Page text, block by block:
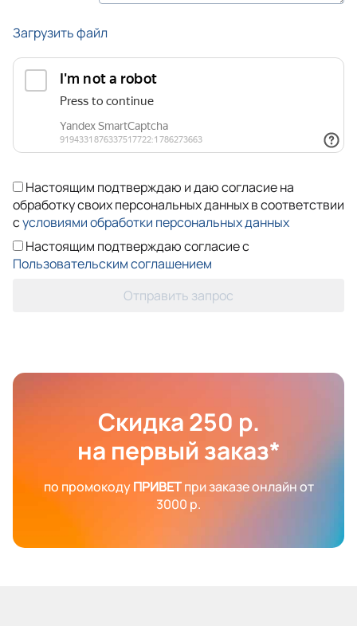
Загрузить файл
Настоящим подтверждаю и даю согласие на
обработку своих персональных данных в соответствии
сусловиями обработки персональных данных
Настоящим подтверждаю согласие с
Пользовательским соглашением
Отправить запрос
Скидка 250 р.
на первый заказ*
по промокодуПРИВЕТпри заказе онлайн от
3000 р.